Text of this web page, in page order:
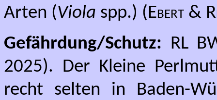
Arten (Viola spp.) (Ebert &
Gefährdung/Schutz: RL
2025). Der Kleine
recht selten in Baden-